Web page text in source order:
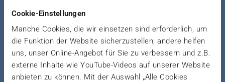
Cookie-Einstellungen
Manche Cookies, die wir einsetzen sind erforderlich, um
die Funktion der Website sicherzustellen, andere helfen
uns, unser Online-Angebot für Sie zu verbessern und z.B.
externe Inhalte wie YouTube-Videos auf unserer Website
anbieten zu können. Mit der Auswahl „Alle Cookies
Zerkleinerungstechnik) zur DIEFFENBACHER
Gruppe.